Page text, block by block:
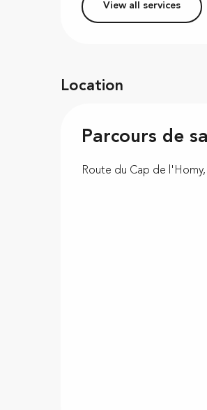
View all services
Location
Parcours de
Route du Cap de